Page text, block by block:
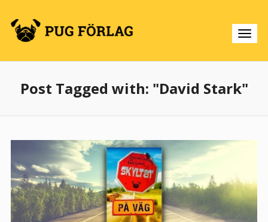
Post Tagged with: "David Stark"